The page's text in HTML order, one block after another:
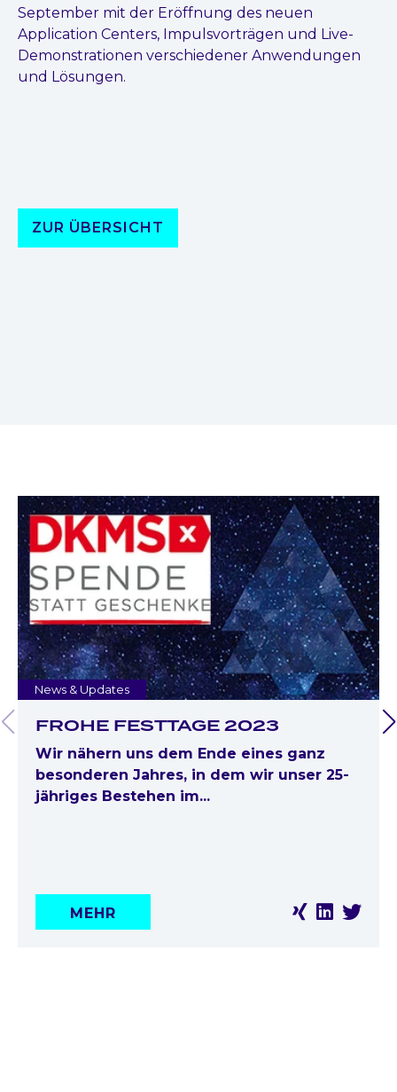
September mit der Eröffnung des neuen
Application Centers, Impulsvorträgen und Live-
Demonstrationen verschiedener Anwendungen
und Lösungen.
ZUR ÜBERSICHT
News & Updates
FROHE FESTTAGE 2023
Wir nähern uns dem Ende eines ganz
besonderen Jahres, in dem wir unser 25-
jähriges Bestehen im...
MEHR